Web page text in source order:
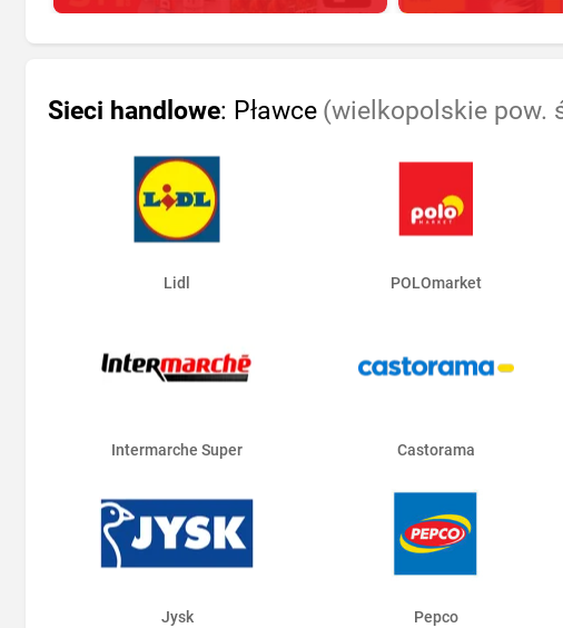
Sieci handlowe: Pławce (wielkopolskie pow.
Lidl POLOmarket
Intermarche Super Castorama
Jysk Pepco